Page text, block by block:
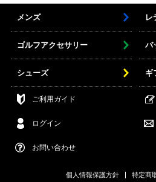
メンズ レ
ゴルフアクセサリー バ
シューズ ギ
ご利用ガイド
ログイン
お問い合わせ
個人情報保護方針 特定商